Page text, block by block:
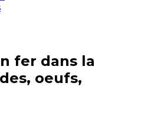
fer dans la
oeufs,